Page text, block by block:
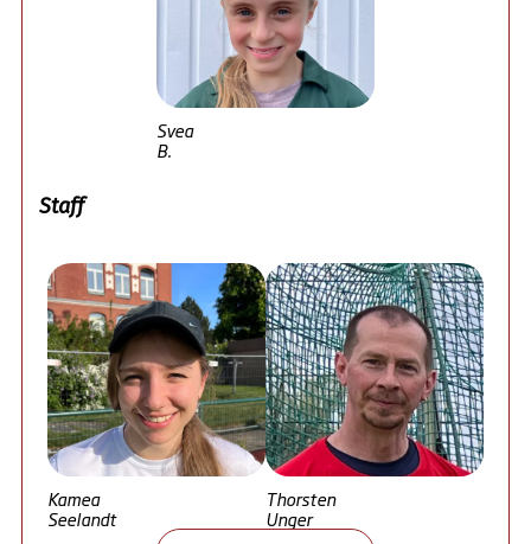
Svea
B.
Staff
Kamea
Seelandt
Thorsten
Unger